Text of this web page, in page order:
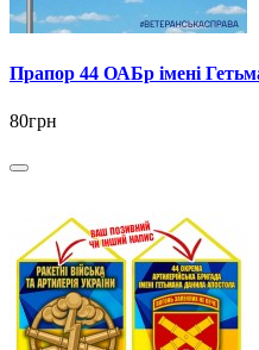
Прапор 44 ОАБр імені
80грн